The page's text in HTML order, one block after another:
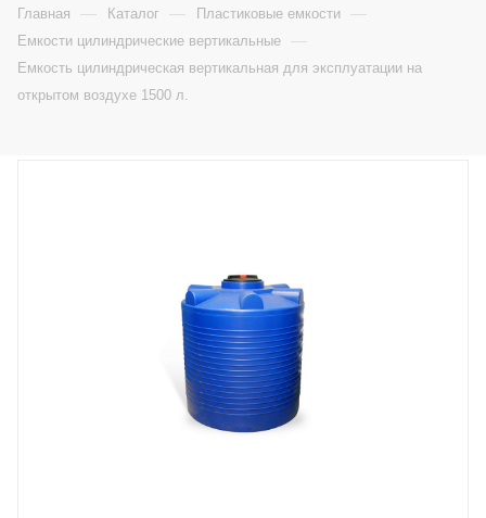
Главная — Каталог — Пластиковые емкости —
Емкости цилиндрические вертикальные —
Емкость цилиндрическая вертикальная для эксплуатации на
открытом воздухе 1500 л.